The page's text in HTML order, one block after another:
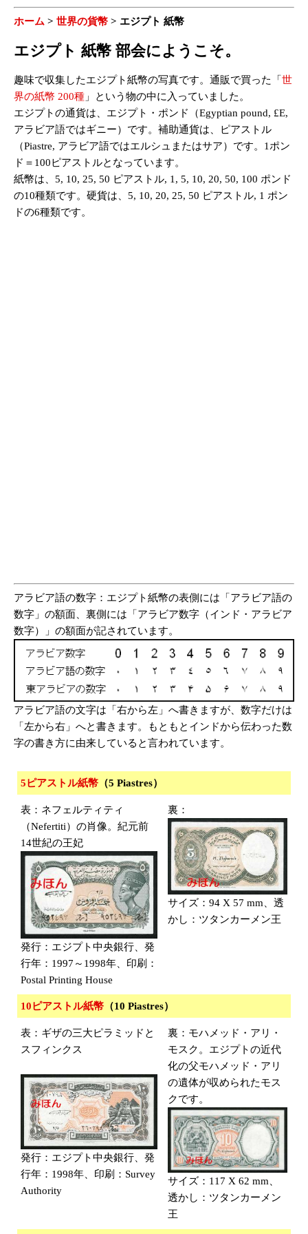
ホーム > 世界の貨幣 > エジプト 紙幣
エジプト 紙幣 部会にようこそ。
趣味で収集したエジプト紙幣の写真です。通販で買った「 世
界の紙幣 200種 」という物の中に入っていました。
エジプトの通貨は、エジプト・ポンド（Egyptian pound, £E,
アラビア語ではギニー）です。補助通貨は、ピアストル
（Piastre, アラビア語ではエルシュまたはサア）です。1ポン
ド＝100ピアストルとなっています。
紙幣は、5, 10, 25, 50 ピアストル, 1, 5, 10, 20, 50, 100 ポンド
の10種類です。硬貨は、5, 10, 20, 25, 50 ピアストル, 1 ポン
ドの6種類です。
アラビア語の数字：エジプト紙幣の表側には「アラビア語の
数字」の額面、裏側には「アラビア数字（インド・アラビア
数字）」の額面が記されています。
アラビア語の文字は「右から左」へ書きますが、数字だけは
「左から右」へと書きます。もともとインドから伝わった数
字の書き方に由来していると言われています。
5ピアストル紙幣 （5 Piastres）
表：ネフェルティティ
（Nefertiti）の肖像。紀元前
14世紀の王妃
発行：エジプト中央銀行、発
行年：1997～1998年、印刷：
Postal Printing House
裏：
サイズ：94 X 57 mm、透
かし：ツタンカーメン王
10ピアストル紙幣 （10 Piastres）
表：ギザの三大ピラミッドと
スフィンクス
発行：エジプト中央銀行、発
行年：1998年、印刷：Survey
Authority
裏：モハメッド・アリ・
モスク。エジプトの近代
化の父モハメッド・アリ
の遺体が収められたモス
クです。
サイズ：117 X 62 mm、
透かし：ツタンカーメン
王